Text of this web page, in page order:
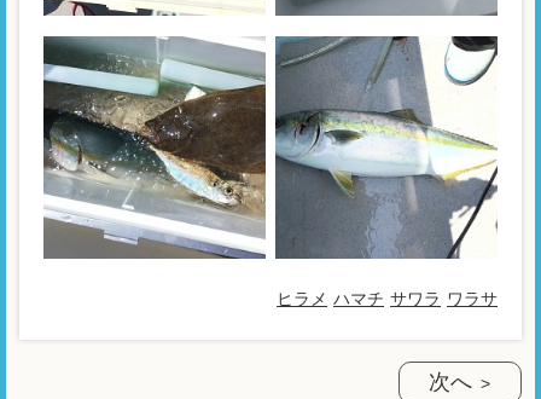
ヒラメ ハマチ サワラ ワラサ
次へ